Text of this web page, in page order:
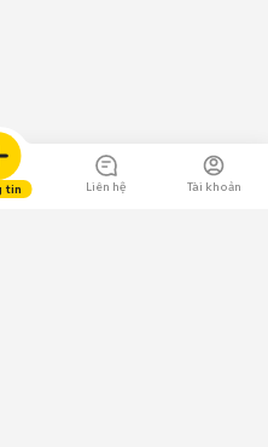
tin Liên hệ Tài khoản